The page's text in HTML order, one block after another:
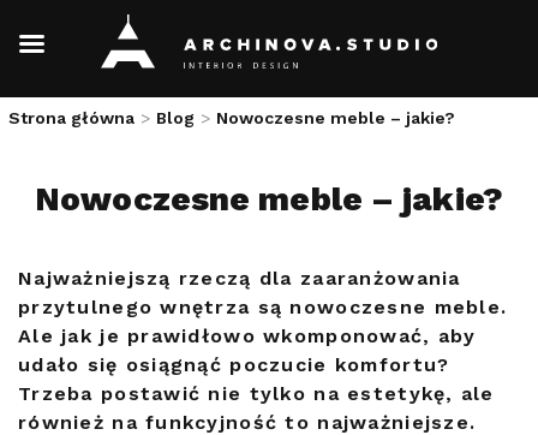
Skip
Strona główna > Blog > Nowoczesne meble – jakie?
Nowoczesne meble – jakie?
Najważniejszą rzeczą dla zaaranżowania
przytulnego wnętrza są nowoczesne meble.
Ale jak je prawidłowo wkomponować, aby
udało się osiągnąć poczucie komfortu?
Trzeba postawić nie tylko na estetykę, ale
również na funkcyjność to najważniejsze.